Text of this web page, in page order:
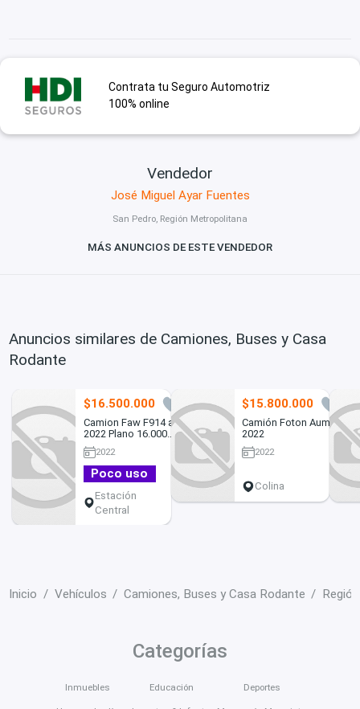
Contrata tu Seguro Automotriz
100% online
Vendedor
José Miguel Ayar Fuentes
San Pedro, Región Metropolitana
MÁS ANUNCIOS DE ESTE VENDEDOR
Anuncios similares de Camiones, Buses y Casa
Rodante
$16.500.000
1
Camion Faw F914 año
2022 Plano 16.000
Kms Frenos Aire Ac
Cabina
2022
Poco uso
Estación
Central
$15.800.000
1
Camión Foton Aumark
2022
2022
Colina
Inicio Vehículos Camiones, Buses y Casa Rodante
Categorías
Inmuebles Educación Deportes